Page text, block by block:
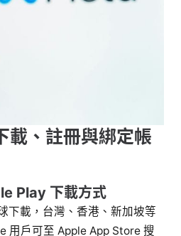
、註冊與綁定帳
Play 下載方式
下載，台灣、香港、新加坡等
用戶可至 Apple App Store 搜